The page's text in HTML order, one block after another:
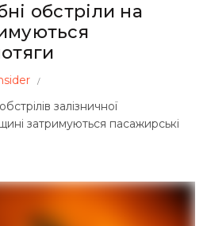
обстріли на
залізничної
затримуються пасажирські